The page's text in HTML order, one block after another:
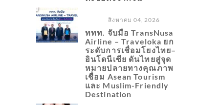
สิงหาคม 04, 2026
ททท. จับมือ TransNusa
Airline – Traveloka ยก
ระดับการเชื่อมโยงไทย–
อินโดนีเซีย ดันไทยสู่จุด
หมายปลายทางคุณภาพ
เชื่อม Asean Tourism
และ Muslim-Friendly
Destination